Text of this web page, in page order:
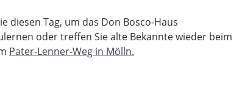
diesen Tag, um das Don Bosco-Haus
oder treffen Sie alte Bekannte wieder beim
Pater-Lenner-Weg in Mölln.